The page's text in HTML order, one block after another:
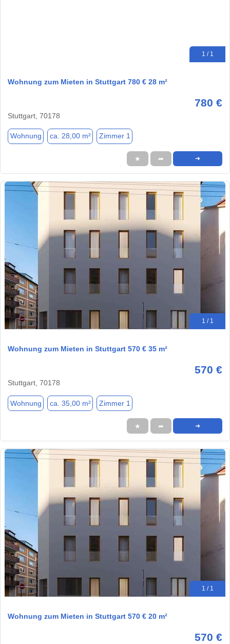
1 / 1
Wohnung zum Mieten in Stuttgart 780 € 28 m²
780 €
Stuttgart, 70178
Wohnung ca. 28,00 m² Zimmer 1
★ ➦ ➜
1 / 1
Wohnung zum Mieten in Stuttgart 570 € 35 m²
570 €
Stuttgart, 70178
Wohnung ca. 35,00 m² Zimmer 1
★ ➦ ➜
1 / 1
Wohnung zum Mieten in Stuttgart 570 € 20 m²
570 €